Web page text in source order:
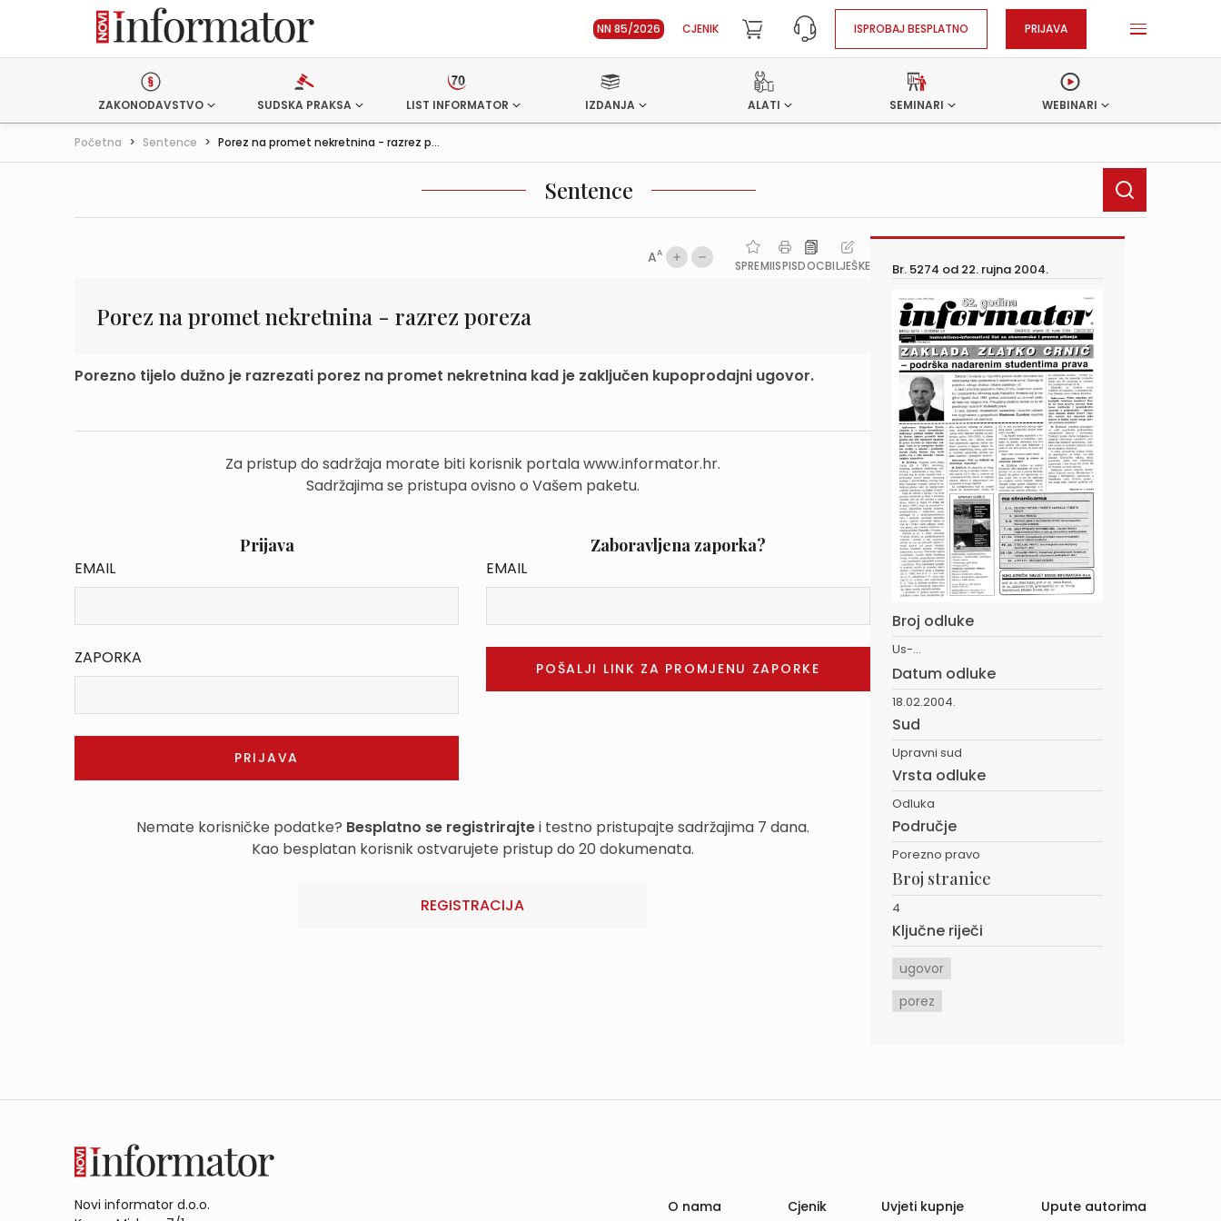
NN 85/2026 CJENIK ISPROBAJ BESPLATNO PRIJAVA
ZAKONODAVSTVO SUDSKA PRAKSA LIST INFORMATOR IZDANJA ALATI SEMINARI WEBINARI
Početna > Sentence > Porez na promet nekretnina - razrez p...
Sentence
AA
SPREMIISPISDOCBILJEŠKE
Porez na promet nekretnina - razrez poreza
Porezno tijelo dužno je razrezati porez na promet nekretnina kad je zaključen kupoprodajni ugovor.
Za pristup do sadržaja morate biti korisnik portala www.informator.hr.
Sadržajima se pristupa ovisno o Vašem paketu.
Prijava
EMAIL
ZAPORKA
Zaboravljena zaporka?
EMAIL
Nemate korisničke podatke? Besplatno se registrirajtei testno pristupajte sadržajima 7 dana.
Kao besplatan korisnik ostvarujete pristup do 20 dokumenata.
REGISTRACIJA
Br. 5274 od 22. rujna 2004.
Broj odluke
Us-...
Datum odluke
18.02.2004.
Sud
Upravni sud
Vrsta odluke
Odluka
Područje
Porezno pravo
Broj stranice
4
Ključne riječi
ugovor
porez
Novi informator d.o.o.
O nama Cjenik Uvjeti kupnje Upute autorima